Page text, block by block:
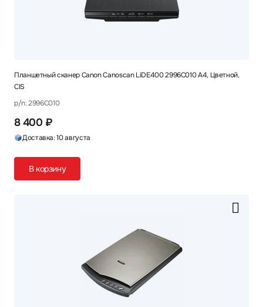
Планшетный сканер Canon Canoscan LiDE400 2996C010 A4, Цветной,
CIS
p/n: 2996C010
8 400 ₽
Доставка: 10 августа
В корзину